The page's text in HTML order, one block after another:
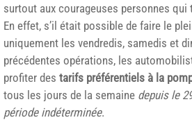
surtout aux courageuses personnes qui
En effet, s’il était possible de faire le
uniquement les vendredis, samedis et
précédentes opérations, les
profiter des tarifs préférentiels à la
tous les jours de la semaine depuis le
période indéterminée.